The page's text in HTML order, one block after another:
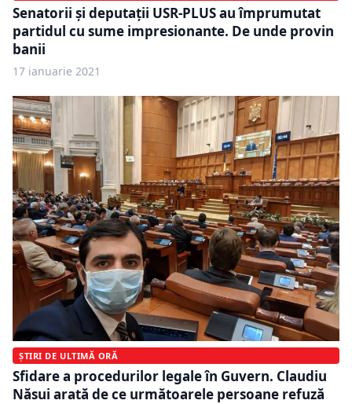
Senatorii și deputații USR-PLUS au împrumutat
partidul cu sume impresionante. De unde provin
banii
17 ianuarie 2021
ȘTIRI DE ULTIMĂ ORĂ
Sfidare a procedurilor legale în Guvern. Claudiu
Năsui arată de ce următoarele persoane refuză